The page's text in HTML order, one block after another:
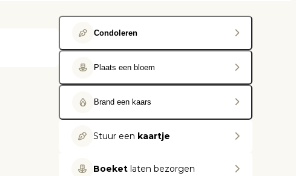
Condoleren
Plaats een bloem
Brand een kaars
Stuur een kaartje
Boeket laten bezorgen